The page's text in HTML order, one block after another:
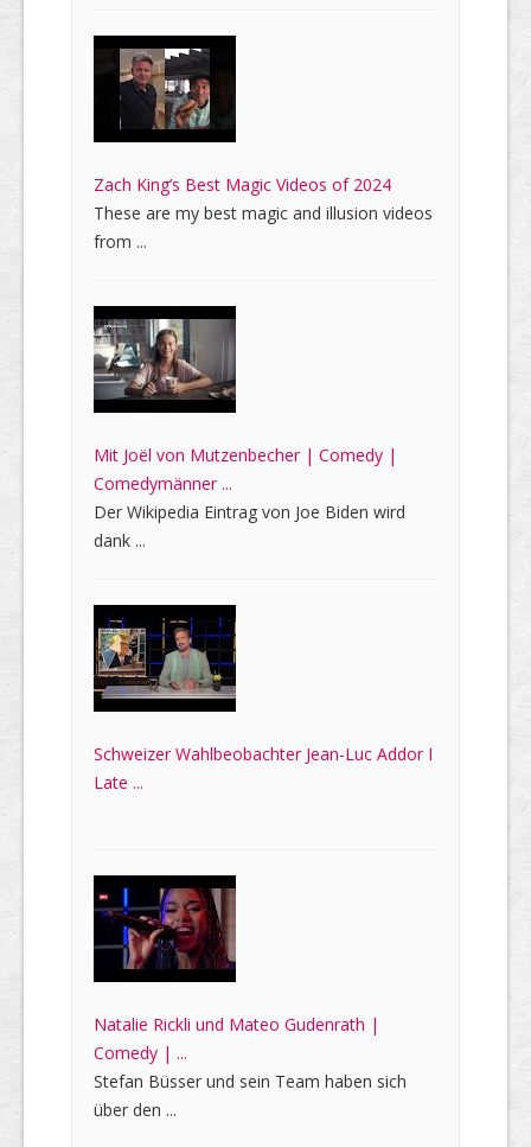
Zach King’s Best Magic Videos of 2024
These are my best magic and illusion videos
from ...
Mit Joël von Mutzenbecher | Comedy |
Comedymänner ...
Der Wikipedia Eintrag von Joe Biden wird
dank ...
Schweizer Wahlbeobachter Jean-Luc Addor I
Late ...
Natalie Rickli und Mateo Gudenrath |
Comedy | ...
Stefan Büsser und sein Team haben sich
über den ...